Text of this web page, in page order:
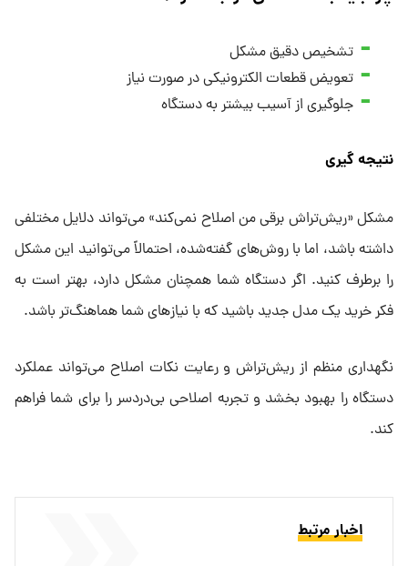
تشخیص دقیق مشکل
تعویض قطعات الکترونیکی در صورت نیاز
جلوگیری از آسیب بیشتر به دستگاه
نتیجه‌ گیری
مشکل «ریش‌تراش برقی من اصلاح نمی‌کند» می‌تواند دلایل مختلفی
داشته باشد، اما با روش‌های گفته‌شده، احتمالاً می‌توانید این مشکل
را برطرف کنید. اگر دستگاه شما همچنان مشکل دارد، بهتر است به
فکر خرید یک مدل جدید باشید که با نیازهای شما هماهنگ‌تر باشد.
نگهداری منظم از ریش‌تراش و رعایت نکات اصلاح می‌تواند عملکرد
دستگاه را بهبود بخشد و تجربه اصلاحی بی‌دردسر را برای شما فراهم
کند.
اخبار مرتبط